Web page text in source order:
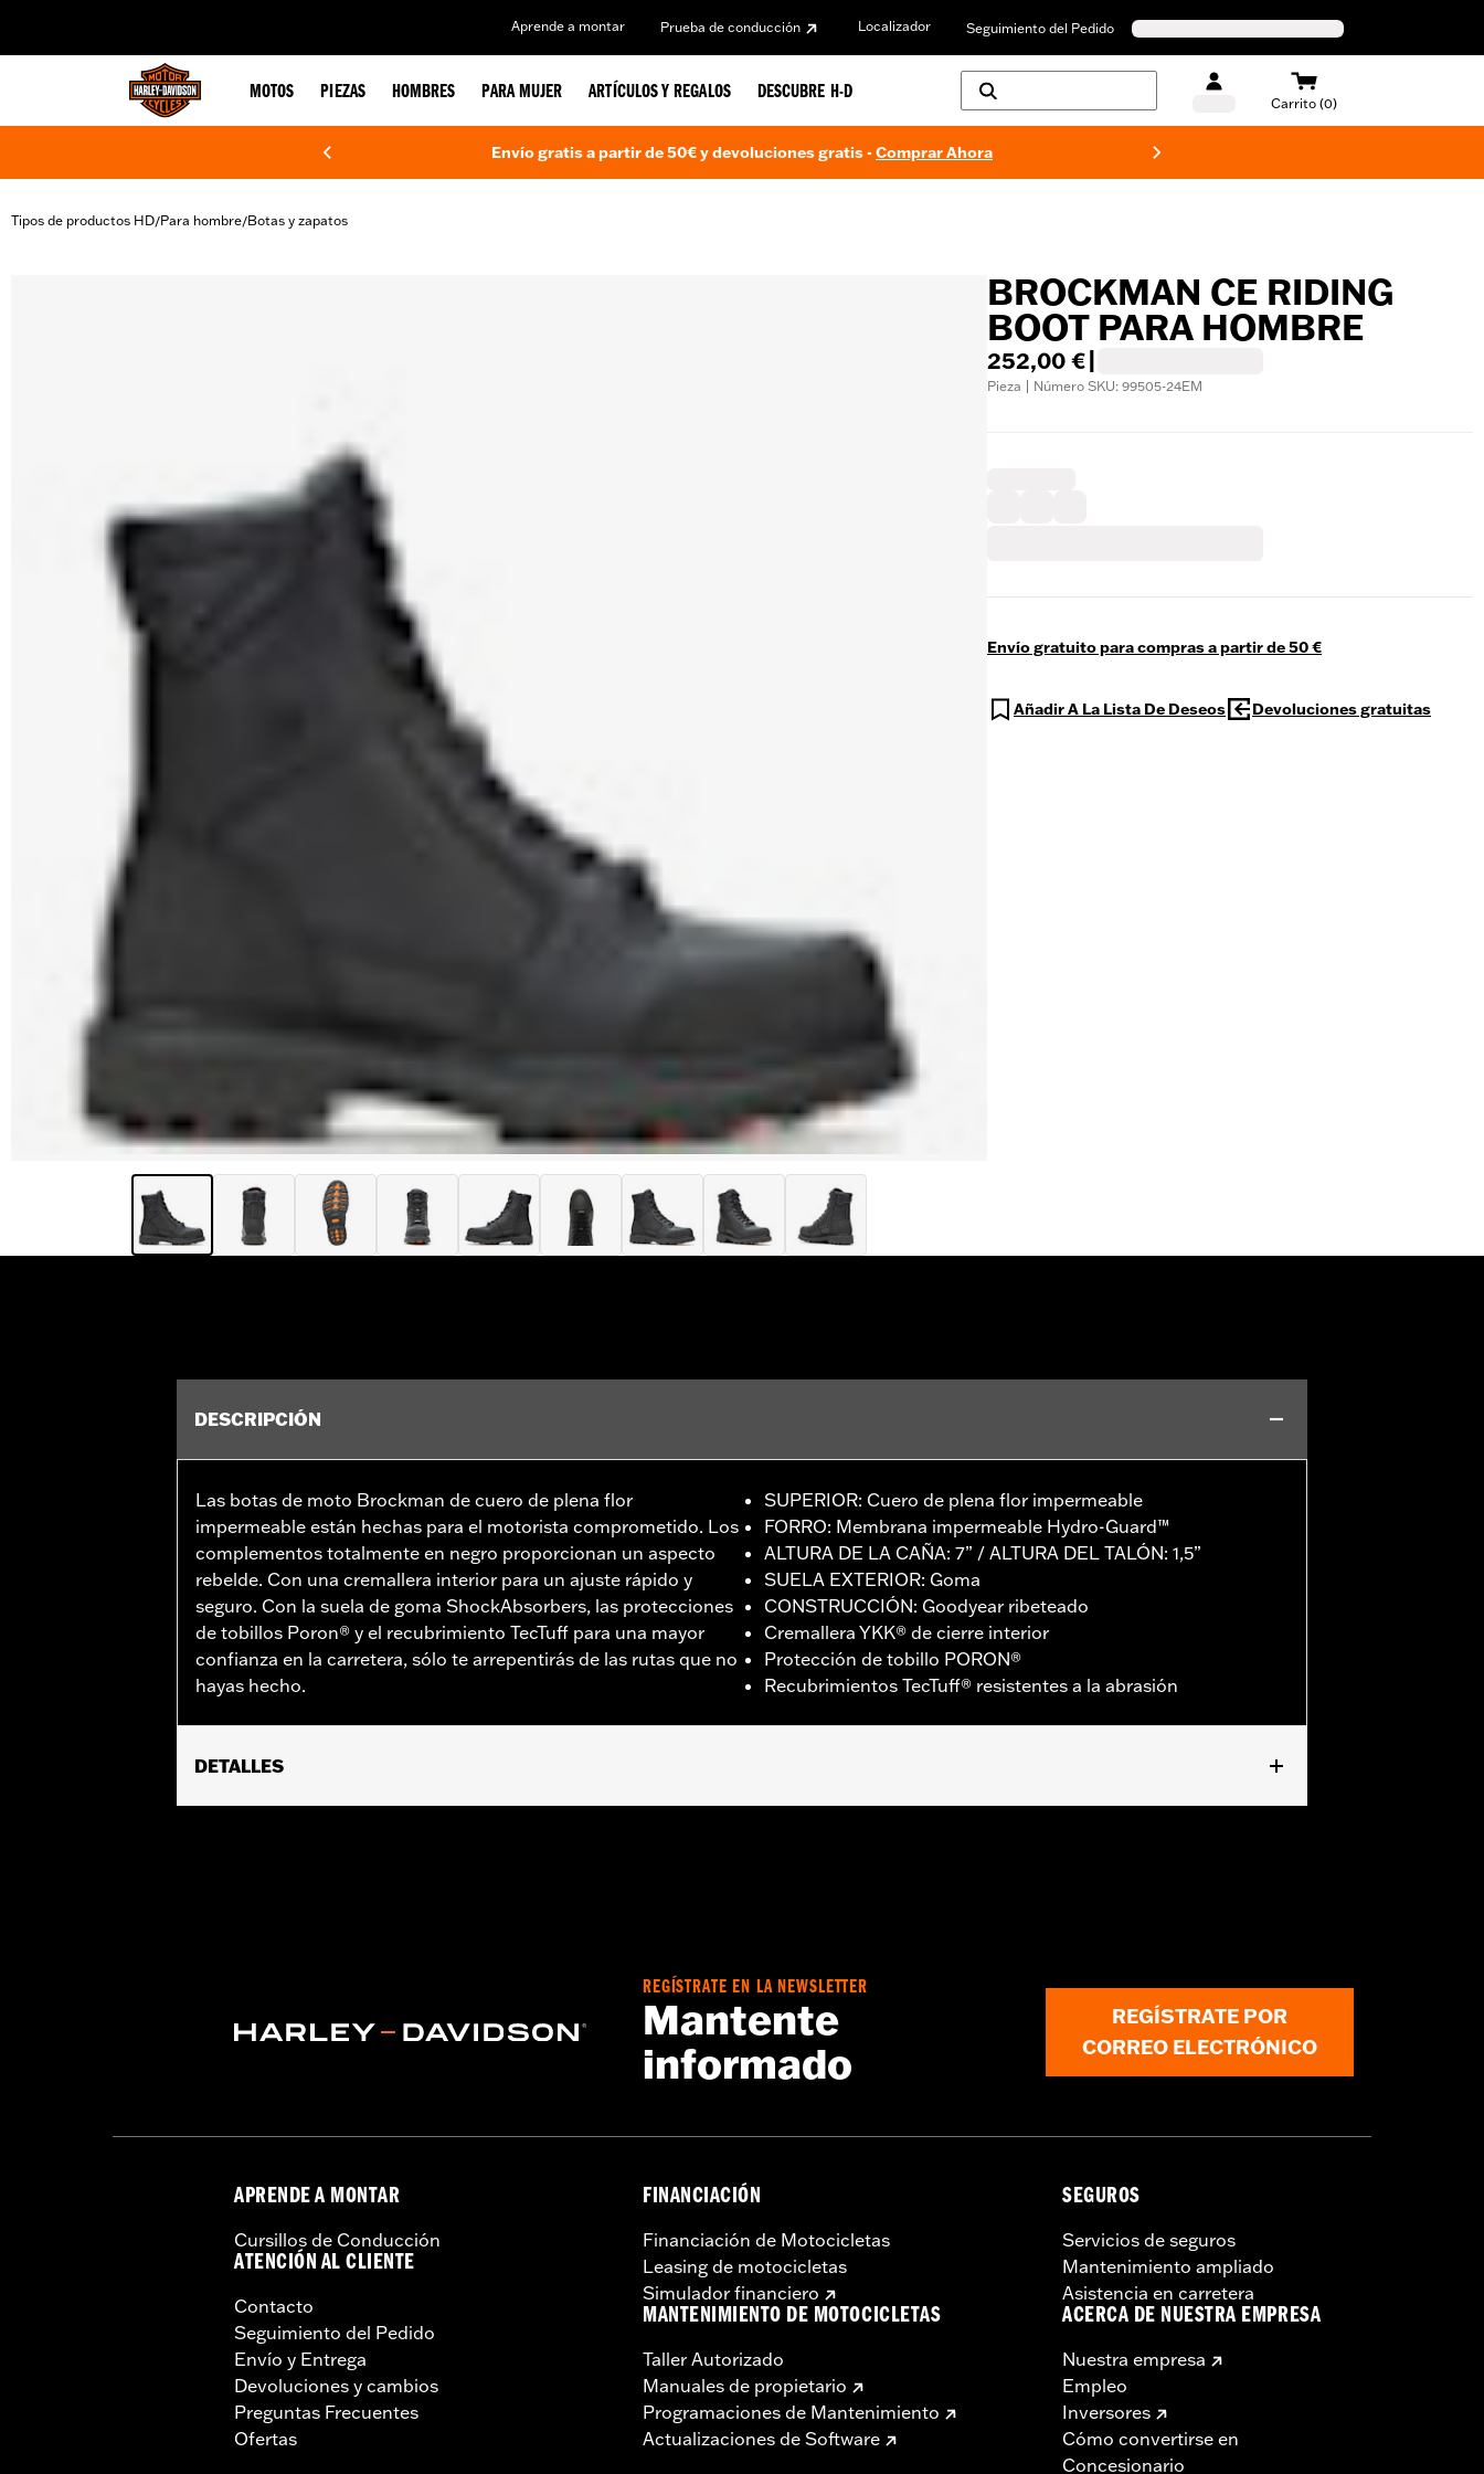
Aprende a montar Prueba de conducción Localizador Seguimiento del Pedido
MOTOS PIEZAS HOMBRES PARA MUJER ARTÍCULOS Y REGALOS DESCUBRE H-D
Carrito (0)
Envío gratis a partir de 50€ y devoluciones gratis -Comprar Ahora
Tipos de productos HD/Para hombre/Botas y zapatos
BROCKMAN CE RIDING
BOOT PARA HOMBRE
252,00 €
Pieza | Número SKU: 99505-24EM
Envío gratuito para compras a partir de 50 €
Añadir A La Lista De Deseos Devoluciones gratuitas
DESCRIPCIÓN
Las botas de moto Brockman de cuero de plena flor
impermeable están hechas para el motorista comprometido. Los
complementos totalmente en negro proporcionan un aspecto
rebelde. Con una cremallera interior para un ajuste rápido y
seguro. Con la suela de goma ShockAbsorbers, las protecciones
de tobillos Poron® y el recubrimiento TecTuff para una mayor
confianza en la carretera, sólo te arrepentirás de las rutas que no
hayas hecho.
SUPERIOR: Cuero de plena flor impermeable
FORRO: Membrana impermeable Hydro-Guard™
ALTURA DE LA CAÑA: 7” / ALTURA DEL TALÓN: 1,5”
SUELA EXTERIOR: Goma
CONSTRUCCIÓN: Goodyear ribeteado
Cremallera YKK® de cierre interior
Protección de tobillo PORON®
Recubrimientos TecTuff® resistentes a la abrasión
DETALLES
REGÍSTRATE EN LA NEWSLETTER
Mantente
informado
REGÍSTRATE POR
CORREO ELECTRÓNICO
APRENDE A MONTAR
Cursillos de Conducción
ATENCIÓN AL CLIENTE
Contacto
Seguimiento del Pedido
Envío y Entrega
Devoluciones y cambios
Preguntas Frecuentes
Ofertas
FINANCIACIÓN
Financiación de Motocicletas
Leasing de motocicletas
Simulador financiero
MANTENIMIENTO DE MOTOCICLETAS
Taller Autorizado
Manuales de propietario
Programaciones de Mantenimiento
Actualizaciones de Software
SEGUROS
Servicios de seguros
Mantenimiento ampliado
Asistencia en carretera
ACERCA DE NUESTRA EMPRESA
Nuestra empresa
Empleo
Inversores
Cómo convertirse en
Concesionario